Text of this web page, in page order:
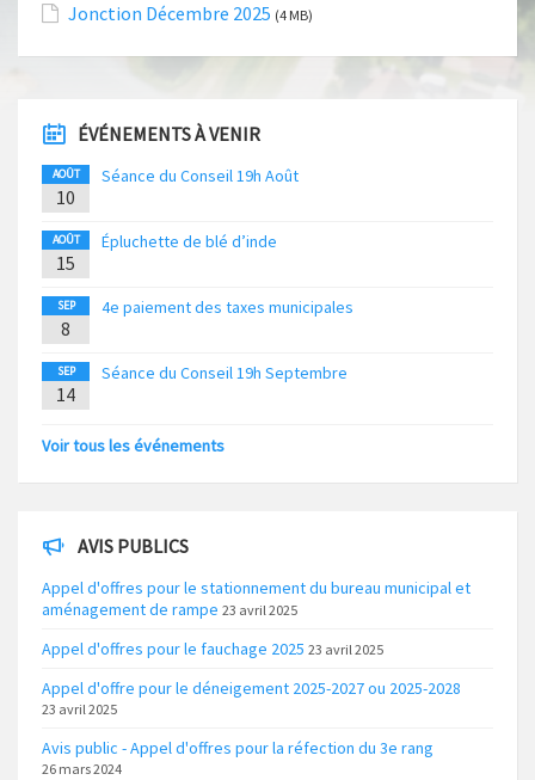
Jonction Décembre 2025 (4 MB)
ÉVÉNEMENTS À VENIR
AOÛT
10
Séance du Conseil 19h Août
AOÛT
15
Épluchette de blé d’inde
SEP
8
4e paiement des taxes municipales
SEP
14
Séance du Conseil 19h Septembre
Voir tous les événements
AVIS PUBLICS
Appel d'offres pour le stationnement du bureau municipal et
aménagement de rampe 23 avril 2025
Appel d'offres pour le fauchage 2025 23 avril 2025
Appel d'offre pour le déneigement 2025-2027 ou 2025-2028
23 avril 2025
Avis public - Appel d'offres pour la réfection du 3e rang
26 mars 2024